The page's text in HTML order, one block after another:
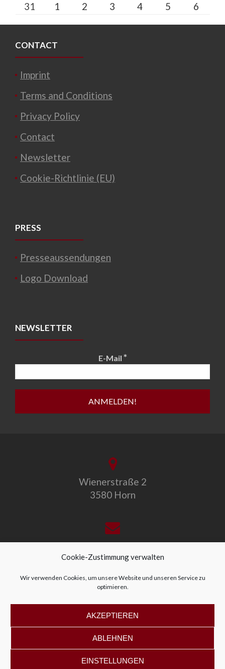
Cookie-Zustimmung verwalten
Wir verwenden Cookies, um unsere Website und unseren Service zu
optimieren.
AKZEPTIEREN
ABLEHNEN
EINSTELLUNGEN
31
1 2 3 4 5 6
CONTACT
Imprint
Terms and Conditions
Privacy Policy
Contact
Newsletter
Cookie-Richtlinie (EU)
PRESS
Presseaussendungen
Logo Download
NEWSLETTER
E-Mail *
Wienerstraße 2
3580 Horn
office@allegro-vivo.at